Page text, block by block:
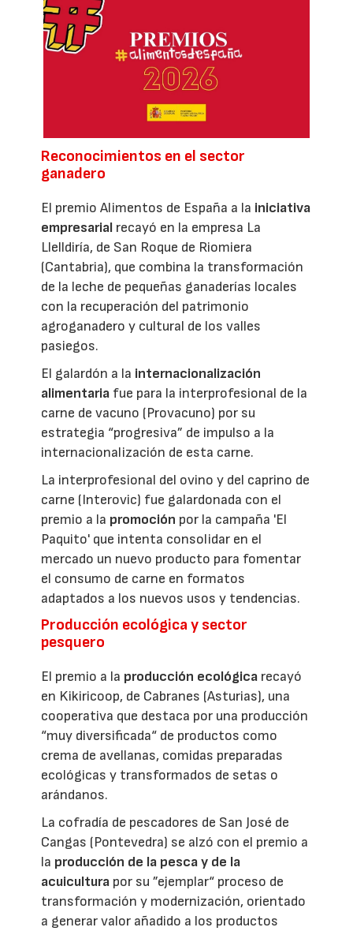
Reconocimientos en el sector
ganadero
El premio Alimentos de España a la iniciativa
empresarial recayó en la empresa La
Llelldiría, de San Roque de Riomiera
(Cantabria), que combina la transformación
de la leche de pequeñas ganaderías locales
con la recuperación del patrimonio
agroganadero y cultural de los valles
pasiegos.
El galardón a la internacionalización
alimentaria fue para la interprofesional de la
carne de vacuno (Provacuno) por su
estrategia “progresiva” de impulso a la
internacionalización de esta carne.
La interprofesional del ovino y del caprino de
carne (Interovic) fue galardonada con el
premio a la promoción por la campaña 'El
Paquito' que intenta consolidar en el
mercado un nuevo producto para fomentar
el consumo de carne en formatos
adaptados a los nuevos usos y tendencias.
Producción ecológica y sector
pesquero
El premio a la producción ecológica recayó
en Kikiricoop, de Cabranes (Asturias), una
cooperativa que destaca por una producción
“muy diversificada“ de productos como
crema de avellanas, comidas preparadas
ecológicas y transformados de setas o
arándanos.
La cofradía de pescadores de San José de
Cangas (Pontevedra) se alzó con el premio a
la producción de la pesca y de la
acuicultura por su ”ejemplar“ proceso de
transformación y modernización, orientado
a generar valor añadido a los productos